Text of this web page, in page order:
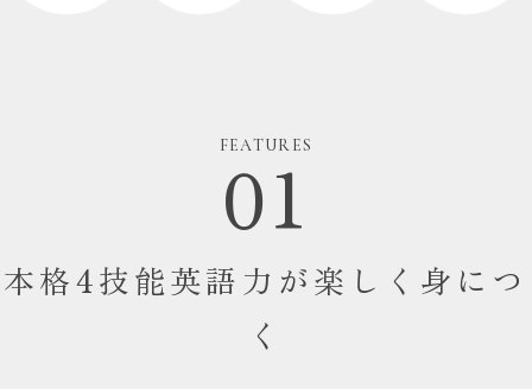
FEATURES
01
本格4技能英語力が楽しく身につ
く